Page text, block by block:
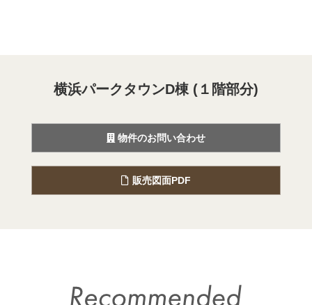
横浜パークタウンD棟 (１階部分)
物件のお問い合わせ
販売図面PDF